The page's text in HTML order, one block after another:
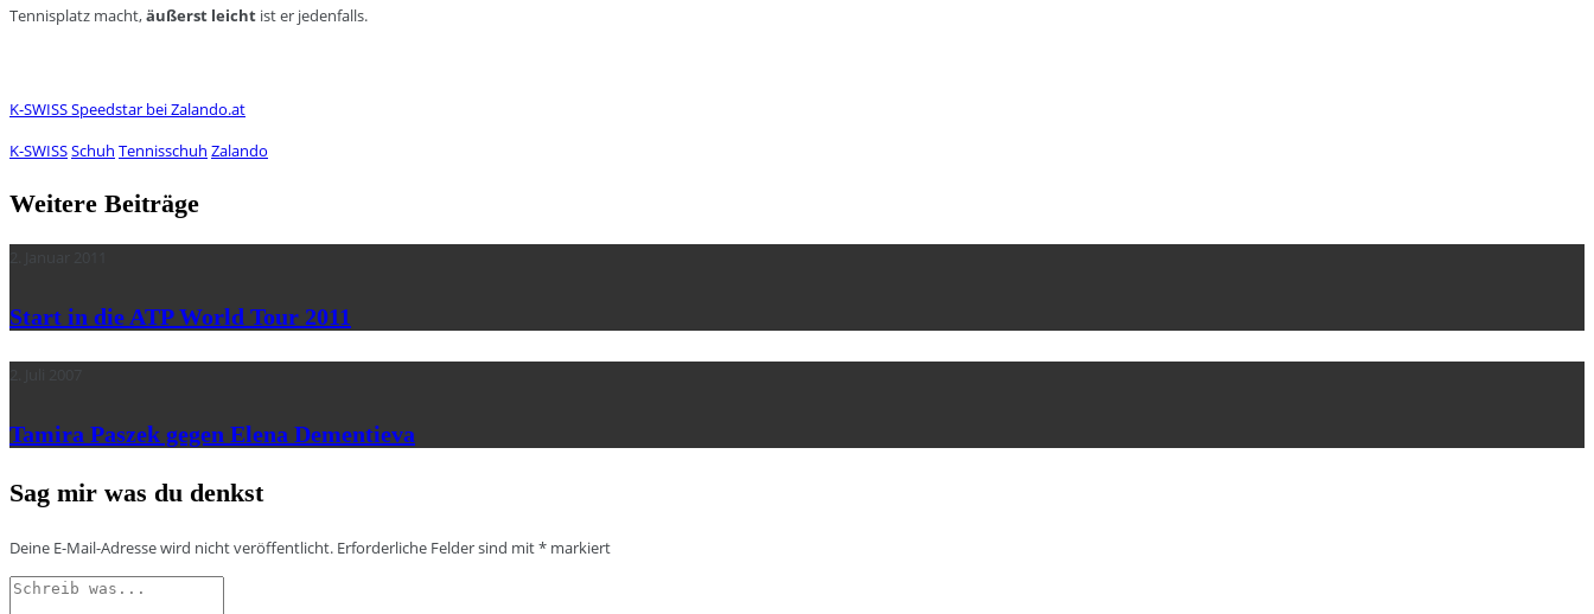
Tennisplatz macht,äußerst leicht ist er jedenfalls.
K-SWISS Speedstar bei Zalando.at
K-SWISSSchuh Tennisschuh Zalando
Weitere Beiträge
Start in die ATP World Tour 2011
Tamira Paszek gegen Elena Dementieva
Sag mir was du denkst
Deine E-Mail-Adresse wird nicht veröffentlicht. Erforderliche Felder sind mit* markiert